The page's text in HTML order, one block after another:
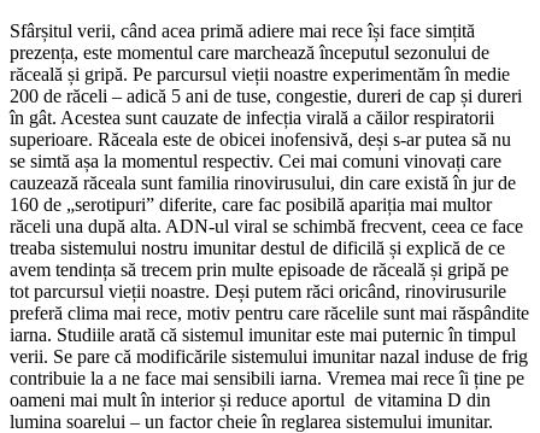
Sfârșitul verii, când acea primă adiere mai rece își face simțită
prezența, este momentul care marchează începutul sezonului de
răceală și gripă. Pe parcursul vieții noastre experimentăm în medie
200 de răceli – adică 5 ani de tuse, congestie, dureri de cap și dureri
în gât. Acestea sunt cauzate de infecția virală a căilor respiratorii
superioare. Răceala este de obicei inofensivă, deși s-ar putea să nu
se simtă așa la momentul respectiv. Cei mai comuni vinovați care
cauzează răceala sunt familia rinovirusului, din care există în jur de
160 de „serotipuri” diferite, care fac posibilă apariția mai multor
răceli una după alta. ADN-ul viral se schimbă frecvent, ceea ce face
treaba sistemului nostru imunitar destul de dificilă și explică de ce
avem tendința să trecem prin multe episoade de răceală și gripă pe
tot parcursul vieții noastre. Deși putem răci oricând, rinovirusurile
preferă clima mai rece, motiv pentru care răcelile sunt mai răspândite
iarna. Studiile arată că sistemul imunitar este mai puternic în timpul
verii. Se pare că modificările sistemului imunitar nazal induse de frig
contribuie la a ne face mai sensibili iarna. Vremea mai rece îi ține pe
oameni mai mult în interior și reduce aportul de vitamina D din
lumina soarelui – un factor cheie în reglarea sistemului imunitar.